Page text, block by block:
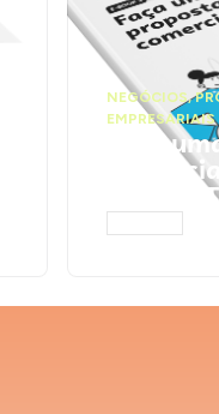
NEGÓCIOS,
EMPRESARIAIS
Faça
ChatGPT